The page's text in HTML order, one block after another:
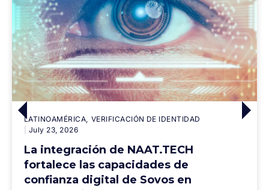
LATINOAMÉRICA VERIFICACIÓN DE IDENTIDAD
July 23, 2026
La integración de NAAT.TECH
fortalece las capacidades de
confianza digital de Sovos en